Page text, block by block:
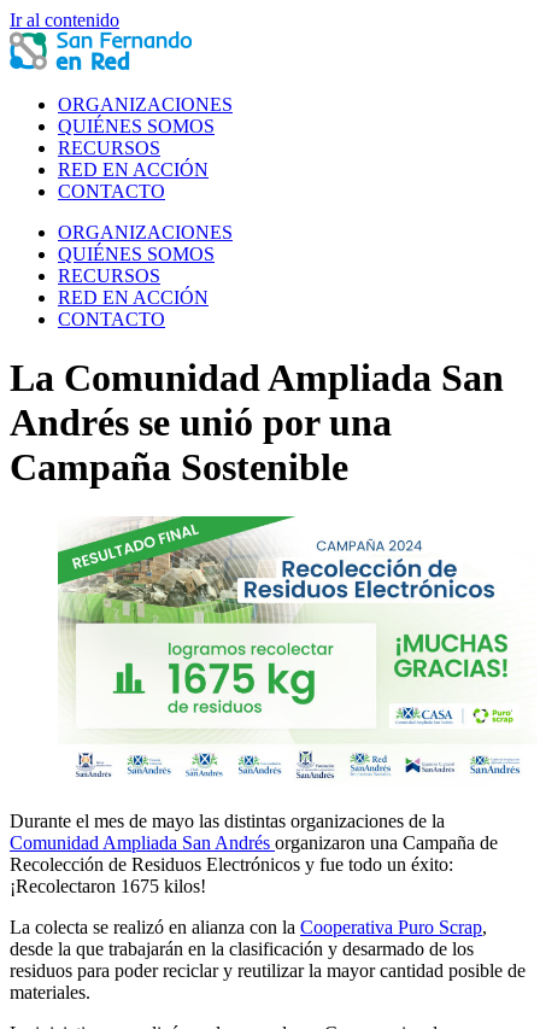
Ir al contenido
ORGANIZACIONES
QUIÉNES SOMOS
RECURSOS
RED EN ACCIÓN
CONTACTO
ORGANIZACIONES
QUIÉNES SOMOS
RECURSOS
RED EN ACCIÓN
CONTACTO
La Comunidad Ampliada San
Andrés se unió por una
Campaña Sostenible
Durante el mes de mayo las distintas organizaciones de la
Comunidad Ampliada San Andrés organizaron una Campaña de
Recolección de Residuos Electrónicos y fue todo un éxito:
¡Recolectaron 1675 kilos!
La colecta se realizó en alianza con la Cooperativa Puro Scrap,
desde la que trabajarán en la clasificación y desarmado de los
residuos para poder reciclar y reutilizar la mayor cantidad posible de
materiales.